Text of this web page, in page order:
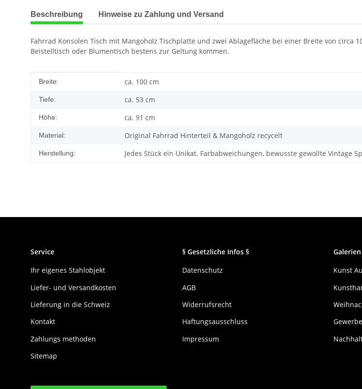
weitere Registerkarten anzeigen
Beschreibung Hinweise zu Zahlung und Versand
Fahrrad Konsolen Tisch mit Mangoholz Tischplatte und zwei Ablagefläche bei einer Breite von circa
Beistelltisch oder Blumentisch bestens zur Geltung kommen.
Produkteigenschaft
Wert
Breite: ca. 100 cm
Tiefe: ca. 53 cm
Höhe: ca. 91 cm
Material: Original Fahrrad Hinterteil & Mangoholz recycelt
Herstellung: Jedes Stück ein Unikat. Farbabweichungen, bewusste gewollte Vintage
Service
Ihr eigenes Stahlobjekt
Liefer- und Versandkosten
Lieferung in die Schweiz
Kontakt
Zahlungs methoden
Sitemap
§ Gesetzliche Infos §
Datenschutz
AGB
Widerrufsrecht
Haftungsausschluss
Impressum
Kunst